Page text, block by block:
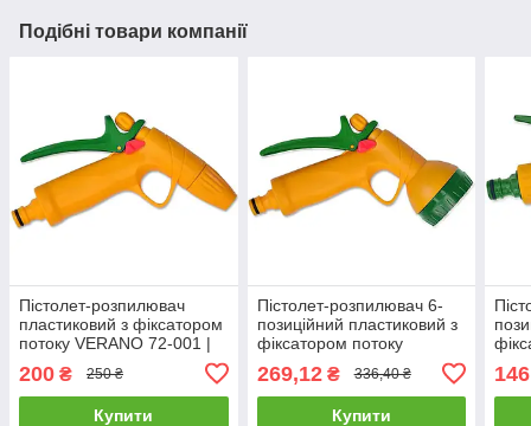
Подібні товари компанії
Пістолет-розпилювач
пластиковий з фіксатором
потоку VERANO 72-001 |
пістолет для поливу саду
200 ₴ 250 ₴
Купити
Пістолет-розпилювач 6-
позиційний пластиковий з
фіксатором потоку
поливалка розпилювач
пістолет для поливу саду
269,12₴ 336,40 ₴
Купити